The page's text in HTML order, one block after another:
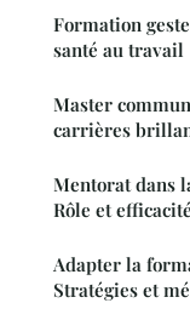
Formation
santé au travail
Master
carrières
Mentorat dans
Rôle et efficacité
Adapter la
Stratégies et